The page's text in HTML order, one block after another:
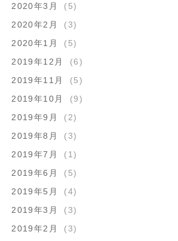
2020年3月
(5)
2020年2月
(3)
2020年1月
(5)
2019年12月
(6)
2019年11月
(5)
2019年10月
(9)
2019年9月
(2)
2019年8月
(3)
2019年7月
(1)
2019年6月
(5)
2019年5月
(4)
2019年3月
(3)
2019年2月
(3)